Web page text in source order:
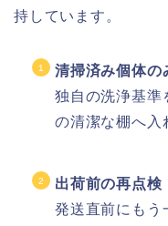
持しています。
清掃済み個体の
独自の洗浄基準
の清潔な棚へ入
出荷前の再点検
発送直前にもう